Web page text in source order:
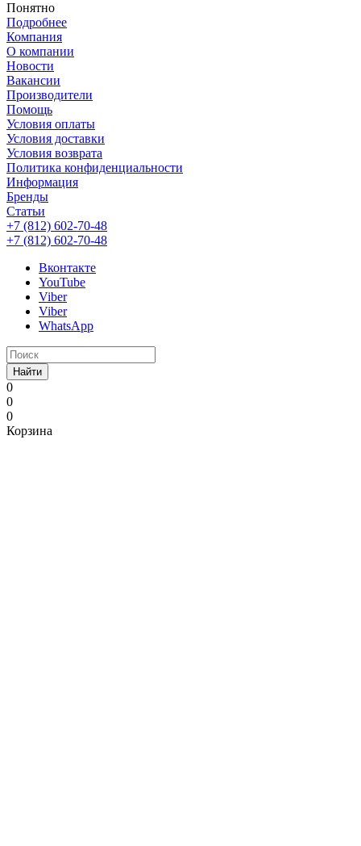
Понятно
Подробнее
Компания
О компании
Новости
Вакансии
Производители
Помощь
Условия оплаты
Условия доставки
Условия возврата
Политика конфиденциальности
Информация
Бренды
Статьи
+7 (812) 602-70-48
+7 (812) 602-70-48
Вконтакте
YouTube
Viber
Viber
WhatsApp
Найти
0
0
0
Корзина